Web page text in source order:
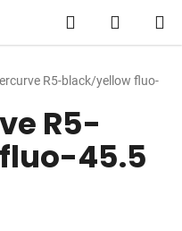
Hledat
KOŠÍK
R5-black/yellow fluo-
R5-
45.5